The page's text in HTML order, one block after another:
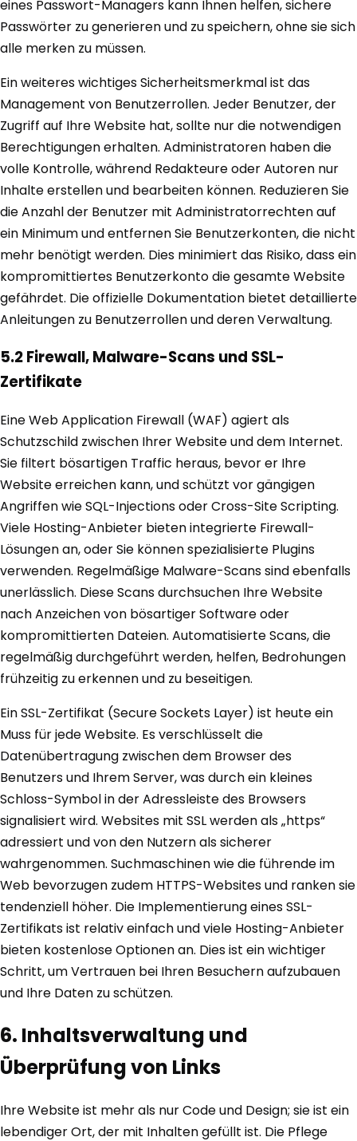
eines Passwort-Managers kann Ihnen helfen, sichere
Passwörter zu generieren und zu speichern, ohne sie sich
alle merken zu müssen.
Ein weiteres wichtiges Sicherheitsmerkmal ist das
Management von Benutzerrollen. Jeder Benutzer, der
Zugriff auf Ihre Website hat, sollte nur die notwendigen
Berechtigungen erhalten. Administratoren haben die
volle Kontrolle, während Redakteure oder Autoren nur
Inhalte erstellen und bearbeiten können. Reduzieren Sie
die Anzahl der Benutzer mit Administratorrechten auf
ein Minimum und entfernen Sie Benutzerkonten, die nicht
mehr benötigt werden. Dies minimiert das Risiko, dass ein
kompromittiertes Benutzerkonto die gesamte Website
gefährdet. Die offizielle Dokumentation bietet detaillierte
Anleitungen zu Benutzerrollen und deren Verwaltung.
5.2 Firewall, Malware-Scans und SSL-
Zertifikate
Eine Web Application Firewall (WAF) agiert als
Schutzschild zwischen Ihrer Website und dem Internet.
Sie filtert bösartigen Traffic heraus, bevor er Ihre
Website erreichen kann, und schützt vor gängigen
Angriffen wie SQL-Injections oder Cross-Site Scripting.
Viele Hosting-Anbieter bieten integrierte Firewall-
Lösungen an, oder Sie können spezialisierte Plugins
verwenden. Regelmäßige Malware-Scans sind ebenfalls
unerlässlich. Diese Scans durchsuchen Ihre Website
nach Anzeichen von bösartiger Software oder
kompromittierten Dateien. Automatisierte Scans, die
regelmäßig durchgeführt werden, helfen, Bedrohungen
frühzeitig zu erkennen und zu beseitigen.
Ein SSL-Zertifikat (Secure Sockets Layer) ist heute ein
Muss für jede Website. Es verschlüsselt die
Datenübertragung zwischen dem Browser des
Benutzers und Ihrem Server, was durch ein kleines
Schloss-Symbol in der Adressleiste des Browsers
signalisiert wird. Websites mit SSL werden als „https“
adressiert und von den Nutzern als sicherer
wahrgenommen. Suchmaschinen wie die führende im
Web bevorzugen zudem HTTPS-Websites und ranken sie
tendenziell höher. Die Implementierung eines SSL-
Zertifikats ist relativ einfach und viele Hosting-Anbieter
bieten kostenlose Optionen an. Dies ist ein wichtiger
Schritt, um Vertrauen bei Ihren Besuchern aufzubauen
und Ihre Daten zu schützen.
6. Inhaltsverwaltung und
Überprüfung von Links
Ihre Website ist mehr als nur Code und Design; sie ist ein
lebendiger Ort, der mit Inhalten gefüllt ist. Die Pflege